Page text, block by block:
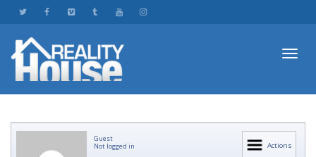
Actions
Guest
Not logged in